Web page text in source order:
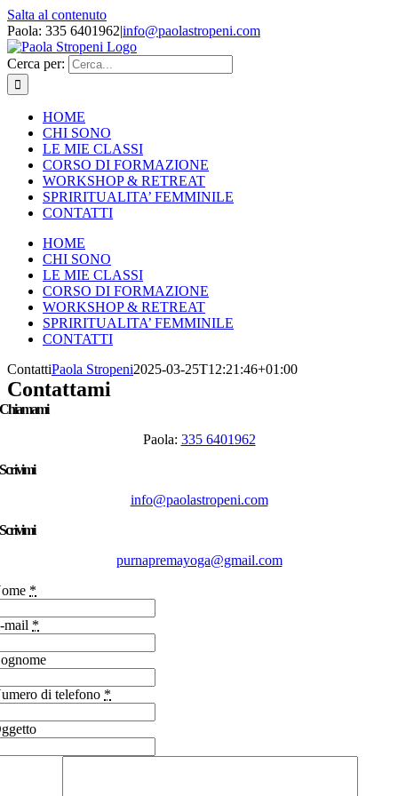
Salta al contenuto
Paola: 335 6401962|info@paolastropeni.com
Cerca per:
HOME
CHI SONO
LE MIE CLASSI
CORSO DI FORMAZIONE
WORKSHOP & RETREAT
SPRIRITUALITA’ FEMMINILE
CONTATTI
HOME
CHI SONO
LE MIE CLASSI
CORSO DI FORMAZIONE
WORKSHOP & RETREAT
SPRIRITUALITA’ FEMMINILE
CONTATTI
ContattiPaola Stropeni2025-03-25T12:21:46+01:00
Contattami
Chiamami
Paola: 335 6401962
Scrivimi
info@paolastropeni.com
Scrivimi
purnapremayoga@gmail.com
*
mail *
di telefono *